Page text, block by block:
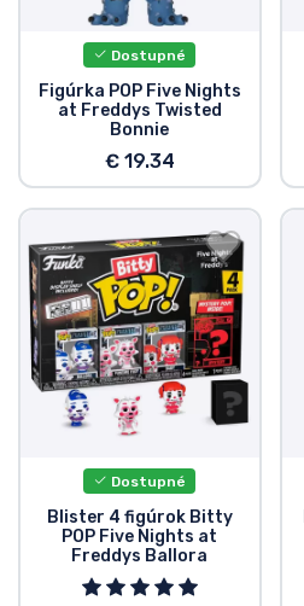
Dostupné
Figúrka POP Five Nights
at Freddys Twisted
Bonnie
€ 19.34
Dostupné
Blister 4 figúrok Bitty
POP Five Nights at
Freddys Ballora